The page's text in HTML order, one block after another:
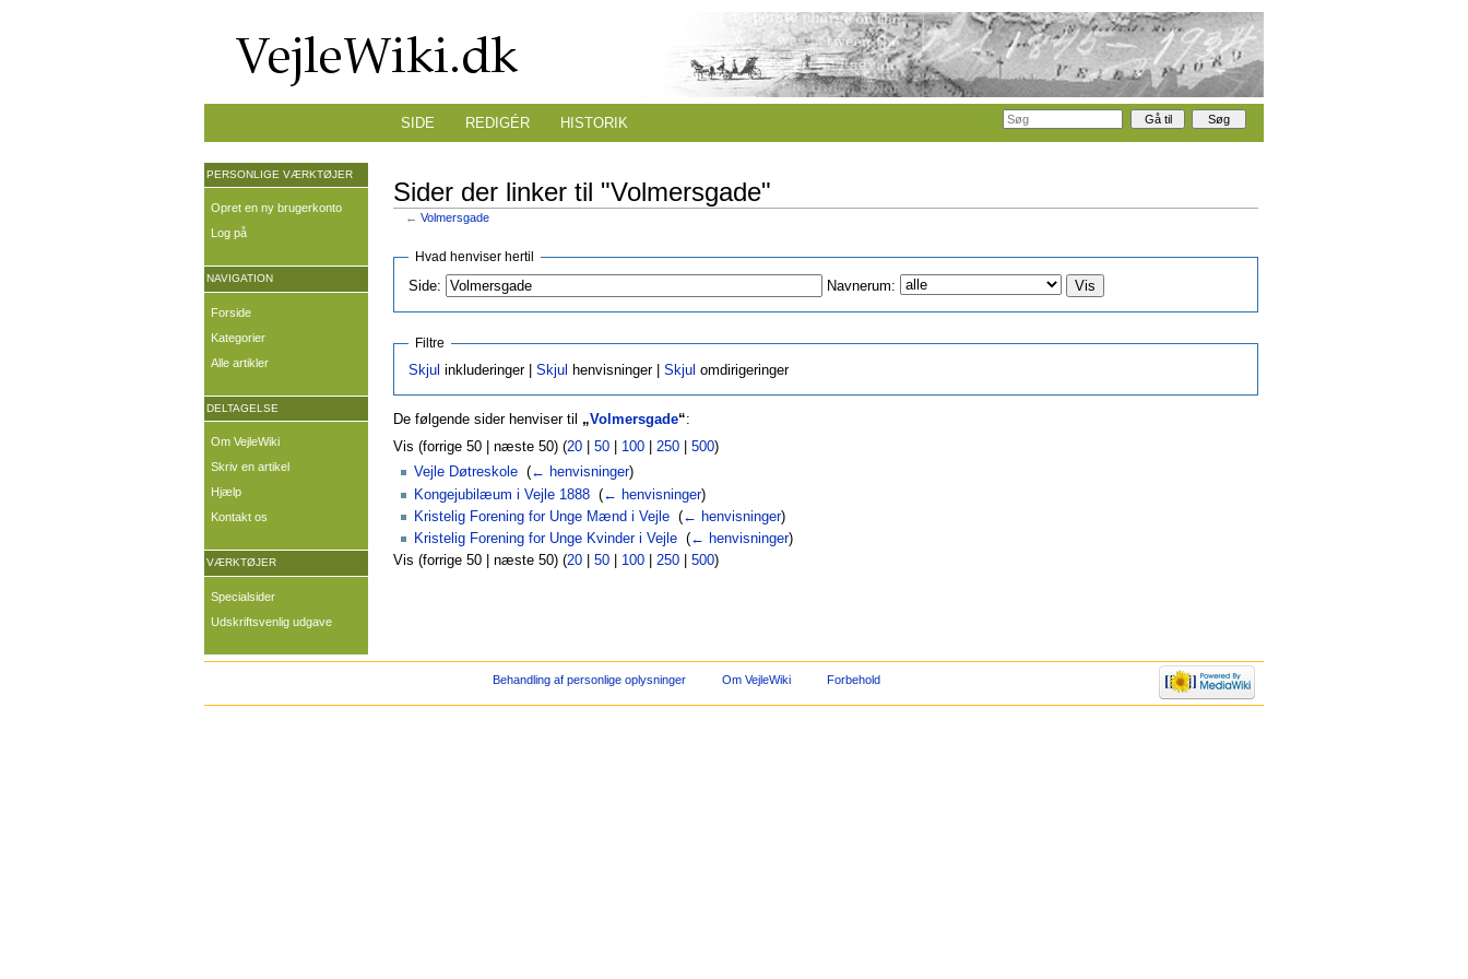
Sider der linker til "Volmersgade"
← Volmersgade
Hvad henviser hertil
Side:
Navnerum:
Filtre
Skjul inkluderinger | Skjul henvisninger | Skjul omdirigeringer
De følgende sider henviser til „Volmersgade“:
Vis (forrige 50 | næste 50) (20 50 100 250 500)
Vejle Døtreskole ‎(← henvisninger)
Kongejubilæum i Vejle 1888 ‎(← henvisninger)
Kristelig Forening for Unge Mænd i Vejle ‎(← henvisninger)
Kristelig Forening for Unge Kvinder i Vejle ‎(← henvisninger)
Vis (forrige 50 | næste 50) (20 50 100 250 500)
SIDE REDIGÉR HISTORIK
PERSONLIGE VÆRKTØJER
Opret en ny brugerkonto
Log på
NAVIGATION
Forside
Kategorier
Alle artikler
DELTAGELSE
Om VejleWiki
Skriv en artikel
Hjælp
Kontakt os
VÆRKTØJER
Specialsider
Udskriftsvenlig udgave
Behandling af personlige oplysninger Om VejleWiki Forbehold